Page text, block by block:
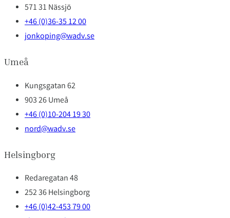
571 31 Nässjö
+46 (0)36-35 12 00
jonkoping@wadv.se
Umeå
Kungsgatan 62
903 26 Umeå
+46 (0)10-204 19 30
nord@wadv.se
Helsingborg
Redaregatan 48
252 36 Helsingborg
+46 (0)42-453 79 00